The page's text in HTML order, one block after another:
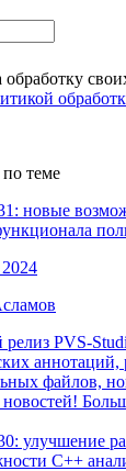
обработку
теме
новые
PVS-
файлов,
улучшение
C++